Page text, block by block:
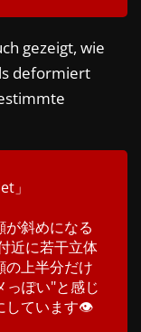
gezeigt, wie
deformiert
」
斜めになる
近に若干立体
の上半分だけ
っぽい"と感じ
しています👁️